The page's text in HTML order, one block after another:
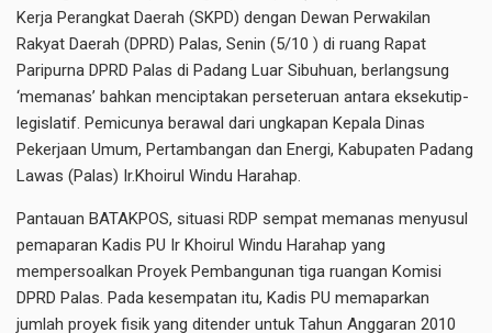
Kerja Perangkat Daerah (SKPD) dengan Dewan Perwakilan
Rakyat Daerah (DPRD) Palas, Senin (5/10 ) di ruang Rapat
Paripurna DPRD Palas di Padang Luar Sibuhuan, berlangsung
‘memanas’ bahkan menciptakan perseteruan antara eksekutip-
legislatif. Pemicunya berawal dari ungkapan Kepala Dinas
Pekerjaan Umum, Pertambangan dan Energi, Kabupaten Padang
Lawas (Palas) Ir.Khoirul Windu Harahap.
Pantauan BATAKPOS, situasi RDP sempat memanas menyusul
pemaparan Kadis PU Ir Khoirul Windu Harahap yang
mempersoalkan Proyek Pembangunan tiga ruangan Komisi
DPRD Palas. Pada kesempatan itu, Kadis PU memaparkan
jumlah proyek fisik yang ditender untuk Tahun Anggaran 2010